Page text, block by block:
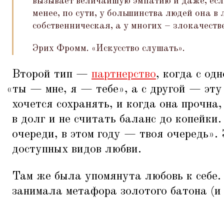
менее, по сути, у большинства людей она в
собственническая, а у многих –
Эрих Фромм. «Искусство слушать».
Второй тип — партнерство, когда с
«ты — мне, я — тебе», а с другой — эту
хочется сохранять, и когда она
в долг и не считать баланс до копейки.
очереди, в этом году — твоя
доступных видов любви.
Там же была упомянута любовь к
занимала метафора золотого батона (и